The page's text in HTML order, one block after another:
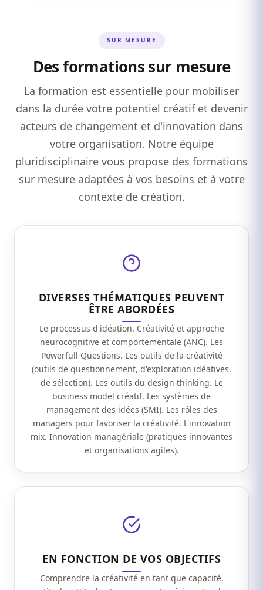
SUR MESURE
Des formations sur mesure
La formation est essentielle pour mobiliser
dans la durée votre potentiel créatif et devenir
acteurs de changement et d'innovation dans
votre organisation. Notre équipe
pluridisciplinaire vous propose des formations
sur mesure adaptées à vos besoins et à votre
contexte de création.
DIVERSES THÉMATIQUES PEUVENT
ÊTRE ABORDÉES
Le processus d'idéation. Créativité et approche
neurocognitive et comportementale (ANC). Les
Powerfull Questions. Les outils de la créativité
(outils de questionnement, d'exploration idéatives,
de sélection). Les outils du design thinking. Le
business model créatif. Les systèmes de
management des idées (SMI). Les rôles des
managers pour favoriser la créativité. L'innovation
mix. Innovation managériale (pratiques innovantes
et organisations agiles).
EN FONCTION DE VOS OBJECTIFS
Comprendre la créativité en tant que capacité,